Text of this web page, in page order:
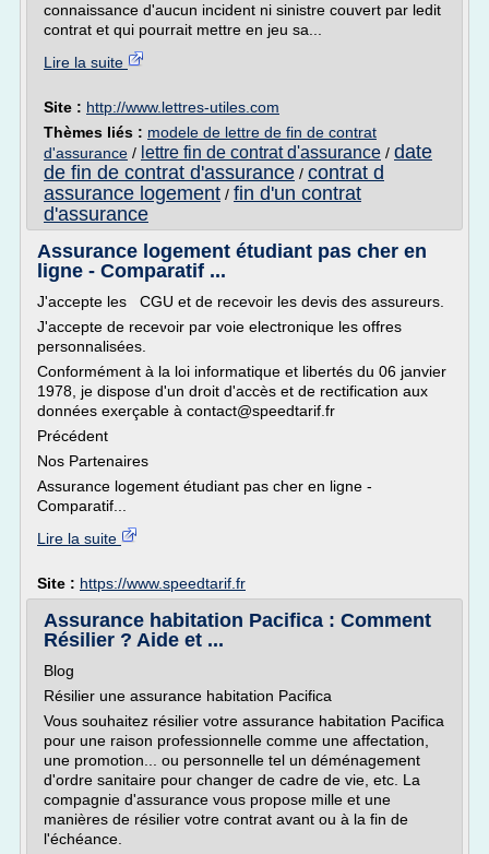
connaissance d'aucun incident ni sinistre couvert par ledit
contrat et qui pourrait mettre en jeu sa...
Lire la suite
Site : http://www.lettres-utiles.com
Thèmes liés : modele de lettre de fin de contrat
d'assurance / lettre fin de contrat d'assurance / date
de fin de contrat d'assurance / contrat d
assurance logement / fin d'un contrat
d'assurance
Assurance logement étudiant pas cher en
ligne - Comparatif ...
J'accepte les CGU et de recevoir les devis des assureurs.
J'accepte de recevoir par voie electronique les offres
personnalisées.
Conformément à la loi informatique et libertés du 06 janvier
1978, je dispose d'un droit d'accès et de rectification aux
données exerçable à contact@speedtarif.fr
Précédent
Nos Partenaires
Assurance logement étudiant pas cher en ligne -
Comparatif...
Lire la suite
Site : https://www.speedtarif.fr
Assurance habitation Pacifica : Comment
Résilier ? Aide et ...
Blog
Résilier une assurance habitation Pacifica
Vous souhaitez résilier votre assurance habitation Pacifica
pour une raison professionnelle comme une affectation,
une promotion... ou personnelle tel un déménagement
d'ordre sanitaire pour changer de cadre de vie, etc. La
compagnie d'assurance vous propose mille et une
manières de résilier votre contrat avant ou à la fin de
l'échéance.